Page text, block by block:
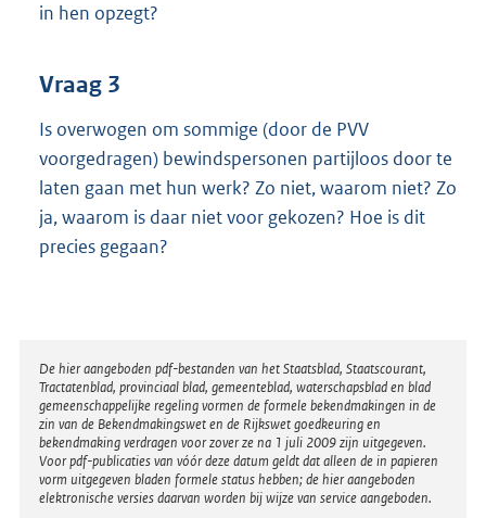
in hen opzegt?
Vraag 3
Is overwogen om sommige (door de PVV
voorgedragen) bewindspersonen partijloos door te
laten gaan met hun werk? Zo niet, waarom niet? Zo
ja, waarom is daar niet voor gekozen? Hoe is dit
precies gegaan?
Disclaimer
De hier aangeboden pdf-bestanden van het Staatsblad, Staatscourant,
Tractatenblad, provinciaal blad, gemeenteblad, waterschapsblad en blad
gemeenschappelijke regeling vormen de formele bekendmakingen in de
zin van de Bekendmakingswet en de Rijkswet goedkeuring en
bekendmaking verdragen voor zover ze na 1 juli 2009 zijn uitgegeven.
Voor pdf-publicaties van vóór deze datum geldt dat alleen de in papieren
vorm uitgegeven bladen formele status hebben; de hier aangeboden
elektronische versies daarvan worden bij wijze van service aangeboden.